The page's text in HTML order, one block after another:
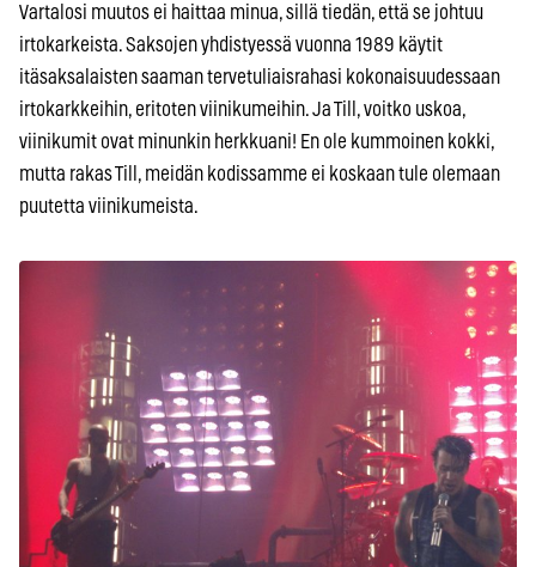
Vartalosi muutos ei haittaa minua, sillä tiedän, että se johtuu
irtokarkeista. Saksojen yhdistyessä vuonna 1989 käytit
itäsaksalaisten saaman tervetuliaisrahasi kokonaisuudessaan
irtokarkkeihin, eritoten viinikumeihin. Ja Till, voitko uskoa,
viinikumit ovat minunkin herkkuani! En ole kummoinen kokki,
mutta rakas Till, meidän kodissamme ei koskaan tule olemaan
puutetta viinikumeista.